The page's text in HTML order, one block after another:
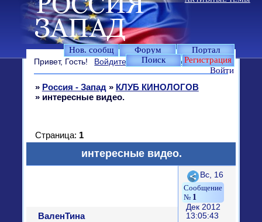
Нов. сообщ Форум
Портал
Поиск
Регистрация
Войти
Привет, Гость! Войдите илизарегистрируйтесь.
» Россия - Запад » КЛУБ КИНОЛОГОВ
» интересные видео.
интересные видео.
Страница: 1
Поделиться
1
Вс, 16
Дек 2012
13:05:43
ВаленТина